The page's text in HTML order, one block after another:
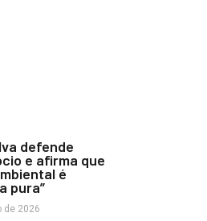
defende
e afirma que
é
pura”
de 2026